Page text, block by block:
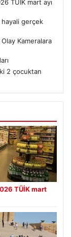
TÜİK mart ayı
hayali gerçek
Kameralara
2 çocuktan
TÜİK mart